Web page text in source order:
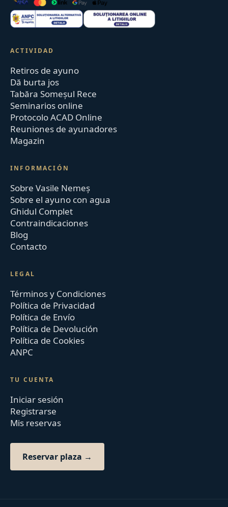
ACTIVIDAD
Retiros de ayuno
Dă burta jos
Tabăra Someșul Rece
Seminarios online
Protocolo ACAD Online
Reuniones de ayunadores
Magazin
INFORMACIÓN
Sobre Vasile Nemeș
Sobre el ayuno con agua
Ghidul Complet
Contraindicaciones
Blog
Contacto
LEGAL
Términos y Condiciones
Política de Privacidad
Política de Envío
Política de Devolución
Política de Cookies
ANPC
TU CUENTA
Iniciar sesión
Registrarse
Mis reservas
Reservar plaza →